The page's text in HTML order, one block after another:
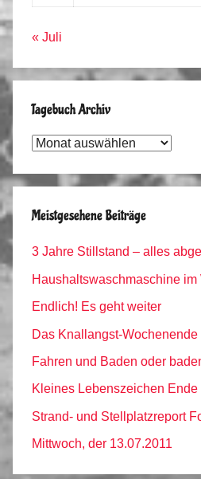
« Juli
Tagebuch Archiv
Tagebuch
Meistgesehene Beiträge
3 Jahre Stillstand – alles
Haushaltswaschmaschine im
Endlich! Es geht weiter
Das Knallangst-Wochenende
Fahren und Baden oder
Kleines Lebenszeichen Ende
Strand- und Stellplatzreport
Mittwoch, der 13.07.2011